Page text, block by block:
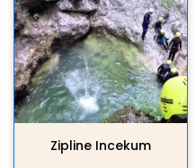
Zipline Incekum